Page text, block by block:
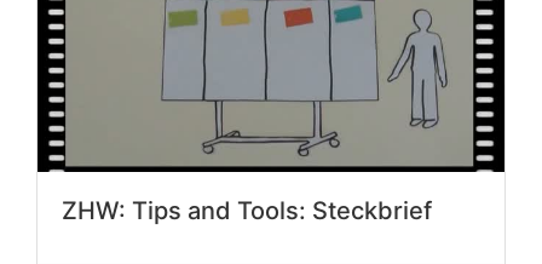
ZHW: Tips and Tools: Steckbrief